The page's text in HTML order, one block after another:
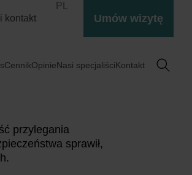
kontakt
PL
Umów wizytę
CennikOpinieNasi specjaliściKontakt
przylegania
sprawił,